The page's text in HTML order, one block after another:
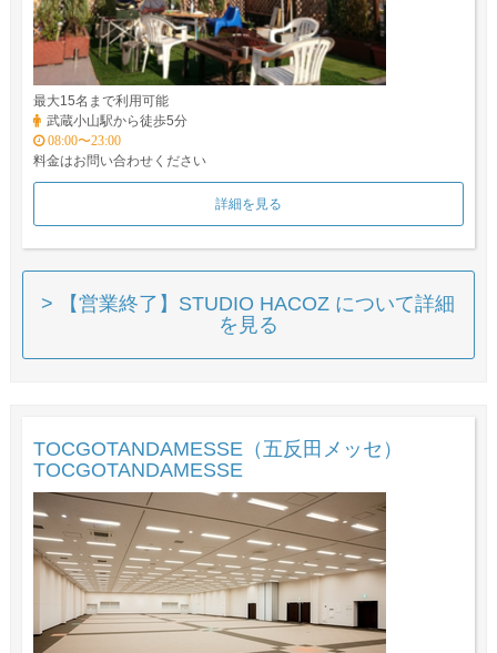
最大15名まで利用可能
武蔵小山駅から徒歩5分
08:00〜23:00
料金はお問い合わせください
詳細を見る
> 【営業終了】STUDIO HACOZ について詳細
を見る
TOCGOTANDAMESSE（五反田メッセ）
TOCGOTANDAMESSE